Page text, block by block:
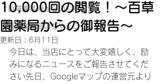
百草園薬局からのお知らせ
百草園薬局よもやまコラム
10,000回の閲覧！〜百草
園薬局からの御報告〜
更新日： 6月11日
今日は、当店にとって大変嬉しく、励
みになるニュースをご報告させてくだ
さい​先日、Googleマップの運営元より